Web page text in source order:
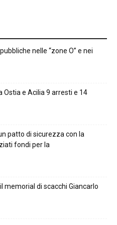
nelle “zone O” e nei
Ostia e Acilia 9 arresti e 14
patto di sicurezza con la
fondi per la
memorial di scacchi Giancarlo